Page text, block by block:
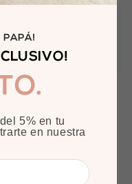
PAPÁ!
5% en tu
en nuestra
+
Envió Express